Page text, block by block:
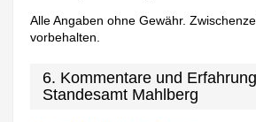
Alle Angaben ohne Gewähr.
vorbehalten.
6. Kommentare und
Standesamt Mahlberg